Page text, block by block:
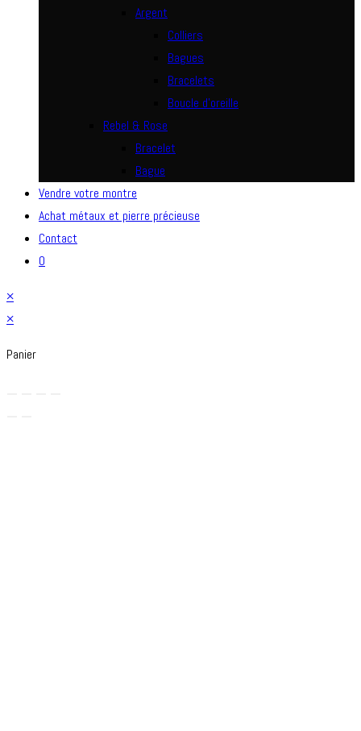
Argent
Colliers
Bagues
Bracelets
Boucle d’oreille
Rebel & Rose
Bracelet
Bague
Vendre votre montre
Achat métaux et pierre précieuse
Contact
0
×
×
Panier